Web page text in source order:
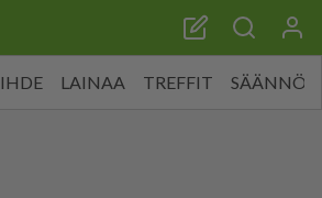
LAINAA TREFFIT SÄÄNNÖT